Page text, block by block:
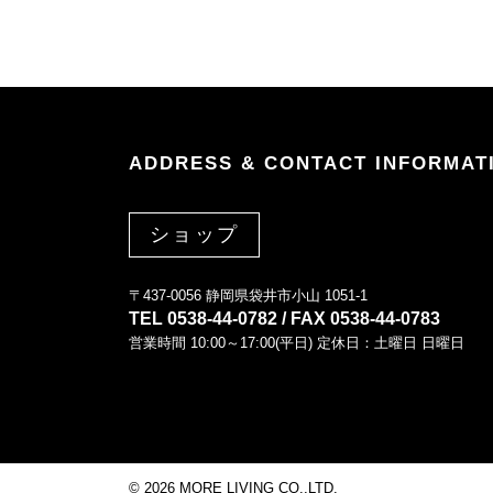
ADDRESS & CONTACT
ショップ
〒437-0056 静岡県袋井市小山 1051-1
TEL 0538-44-0782 / FAX 0538-44-0783
営業時間 10:00～17:00(平日) 定休日：土曜日 日曜日
© 2026 MORE LIVING CO.,LTD.